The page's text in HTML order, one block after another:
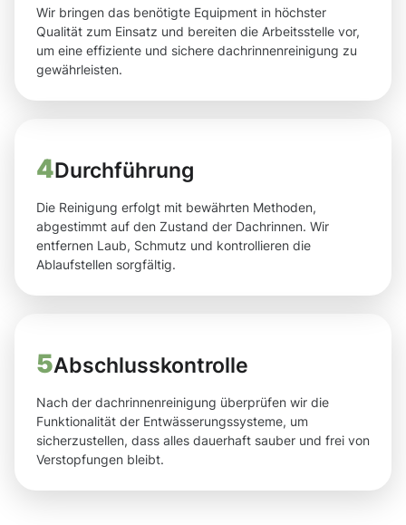
Wir bringen das benötigte Equipment in höchster
Qualität zum Einsatz und bereiten die Arbeitsstelle vor,
um eine effiziente und sichere dachrinnenreinigung zu
gewährleisten.
4Durchführung
Die Reinigung erfolgt mit bewährten Methoden,
abgestimmt auf den Zustand der Dachrinnen. Wir
entfernen Laub, Schmutz und kontrollieren die
Ablaufstellen sorgfältig.
5Abschlusskontrolle
Nach der dachrinnenreinigung überprüfen wir die
Funktionalität der Entwässerungssysteme, um
sicherzustellen, dass alles dauerhaft sauber und frei von
Verstopfungen bleibt.